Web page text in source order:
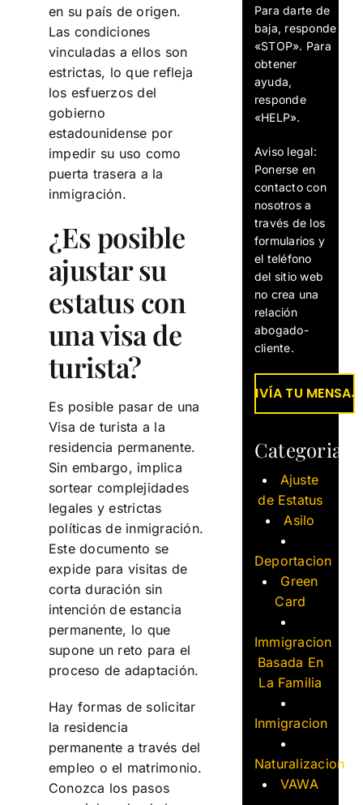
en su país de origen.
Las condiciones
vinculadas a ellos son
estrictas, lo que refleja
los esfuerzos del
gobierno
estadounidense por
impedir su uso como
puerta trasera a la
inmigración.
¿Es posible
ajustar su
estatus con
una visa de
turista?
Es posible pasar de una
Visa de turista a la
residencia permanente.
Sin embargo, implica
sortear complejidades
legales y estrictas
políticas de inmigración.
Este documento se
expide para visitas de
corta duración sin
intención de estancia
permanente, lo que
supone un reto para el
proceso de adaptación.
Hay formas de solicitar
la residencia
permanente a través del
empleo o el matrimonio.
Conozca los pasos
Para darte de
baja, responde
«STOP». Para
obtener
ayuda,
responde
«HELP».
Aviso legal:
Ponerse en
contacto con
nosotros a
través de los
formularios y
el teléfono
del sitio web
no crea una
relación
abogado-
cliente.
Categorias
Ajuste
de Estatus
Asilo
Deportacion
Green
Card
Immigracion
Basada En
La Familia
Inmigracion
Naturalizacion
VAWA